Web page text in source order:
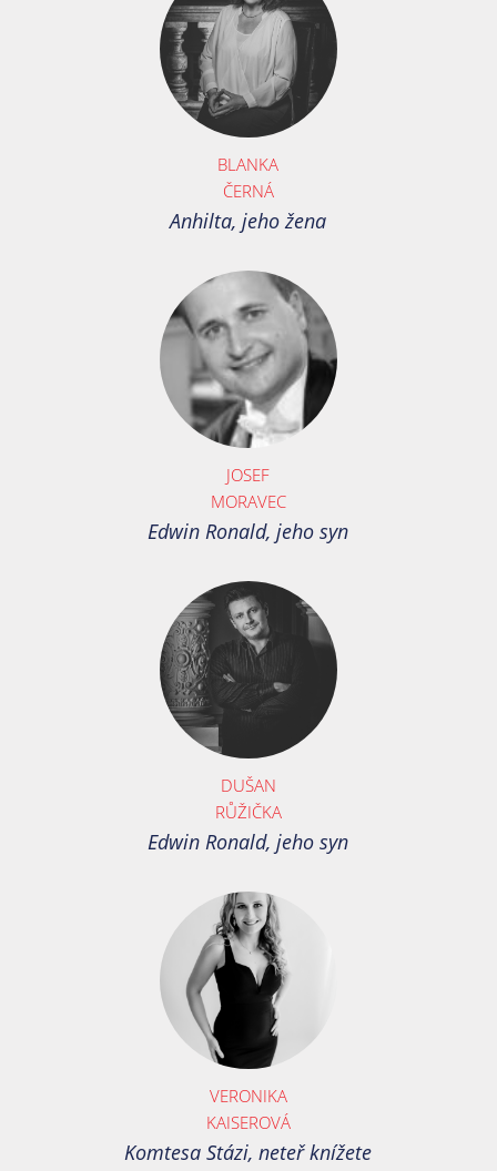
BLANKA
ČERNÁ
Anhilta, jeho žena
JOSEF
MORAVEC
Edwin Ronald, jeho syn
DUŠAN
RŮŽIČKA
Edwin Ronald, jeho syn
VERONIKA
KAISEROVÁ
Komtesa Stázi, neteř knížete